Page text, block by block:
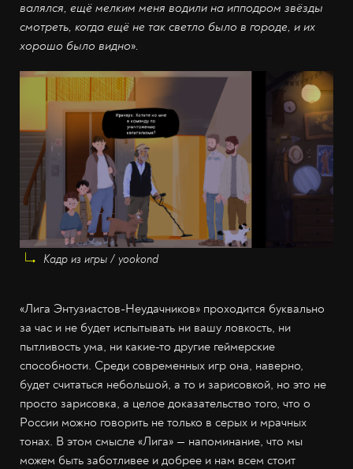
валялся, ещё мелким меня водили на ипподром звёзды
смотреть, когда ещё не так светло было в городе, и их
хорошо было видно».
Кадр из игры / yookond
«Лига Энтузиастов-Неудачников» проходится буквально
за час и не будет испытывать ни вашу ловкость, ни
пытливость ума, ни какие-то другие геймерские
способности. Среди современных игр она, наверно,
будет считаться небольшой, а то и зарисовкой, но это не
просто зарисовка, а целое доказательство того, что о
России можно говорить не только в серых и мрачных
тонах. В этом смысле «Лига» — напоминание, что мы
можем быть заботливее и добрее и нам всем стоит